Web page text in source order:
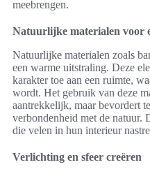
meebrengen.
Natuurlijke materialen voor
Natuurlijke materialen zoals
een warme uitstraling. Deze
karakter toe aan een ruimte,
wordt. Het gebruik van deze
aantrekkelijk, maar bevordert
verbondenheid met de natuur.
die velen in hun interieur
Verlichting en sfeer creëren